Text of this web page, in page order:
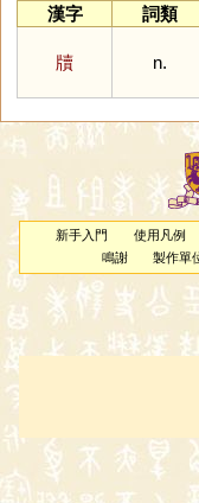
漢字
詞類
牘 n.
新手入門 使用凡例
鳴謝
製作單